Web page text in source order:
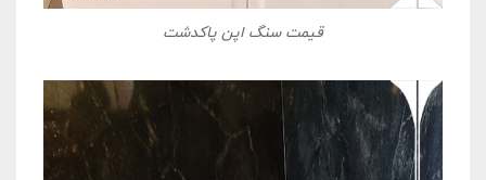
قیمت سنگ اپن پاکدشت